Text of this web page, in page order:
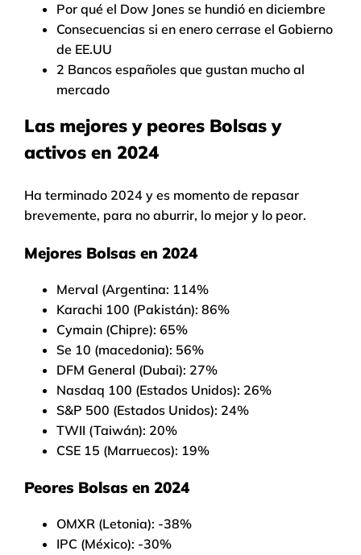
Por qué el Dow Jones se hundió en diciembre
Consecuencias si en enero cerrase el Gobierno
de EE.UU
2 Bancos españoles que gustan mucho al
mercado
Las mejores y peores Bolsas y
activos en 2024
Ha terminado 2024 y es momento de repasar
brevemente, para no aburrir, lo mejor y lo peor.
Mejores Bolsas en 2024
Merval (Argentina: 114%
Karachi 100 (Pakistán): 86%
Cymain (Chipre): 65%
Se 10 (macedonia): 56%
DFM General (Dubai): 27%
Nasdaq 100 (Estados Unidos): 26%
S&P 500 (Estados Unidos): 24%
TWII (Taiwán): 20%
CSE 15 (Marruecos): 19%
Peores Bolsas en 2024
OMXR (Letonia): -38%
IPC (México): -30%